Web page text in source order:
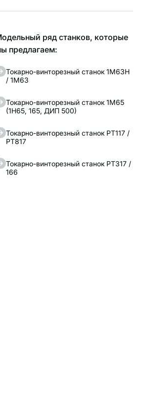
ряд станков, которые
предлагаем:
Токарно-винторезный станок 1М63Н
/ 1М63
Токарно-винторезный станок 1М65
(1Н65, 165, ДИП 500)
Токарно-винторезный станок РТ117 /
РТ817
Токарно-винторезный станок РТ317 /
166